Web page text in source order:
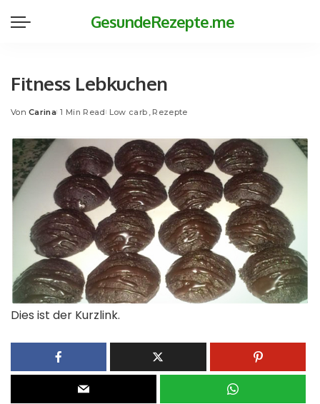
GesundeRezepte.me
Fitness Lebkuchen
Posted
Von Carina 1 Min Read Low carb Rezepte
Dies ist der Kurzlink.